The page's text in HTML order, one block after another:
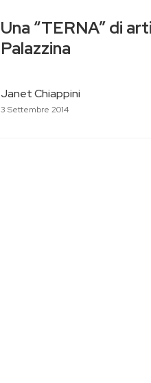
Una “TERNA” di
Palazzina
Janet Chiappini
3 Settembre 2014